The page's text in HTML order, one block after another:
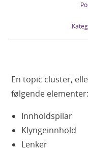
En topic cluster,
følgende elementer:
Innholdspilar
Klyngeinnhold
Lenker